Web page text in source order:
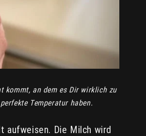
kommt, an dem es Dir wirklich zu
Temperatur haben.
aufweisen. Die Milch wird